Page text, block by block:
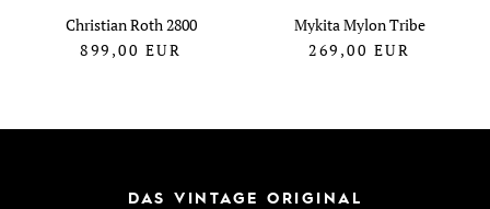
Christian Roth 2800
899,00 EUR
Mykita Mylon Tribe
269,00 EUR
DAS VINTAGE ORIGINAL